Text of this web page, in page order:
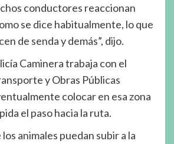
conductores reaccionan
se dice habitualmente, lo que
de senda y demás”, dijo.
Caminera trabaja con el
y Obras Públicas
colocar en esa zona
el paso hacia la ruta.
animales puedan subir a la